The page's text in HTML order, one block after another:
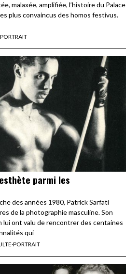
malaxée, amplifiée, l’histoire du Palace
plus convaincus des homos festivus.
PORTRAIT
parmi les
des années 1980, Patrick Sarfati
de la photographie masculine. Son
ont valu de rencontrer des centaines
qui
·PORTRAIT